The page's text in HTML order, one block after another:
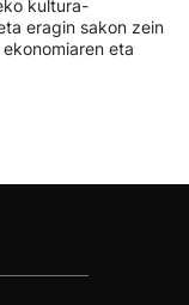
kultura-
eragin sakon zein
eta